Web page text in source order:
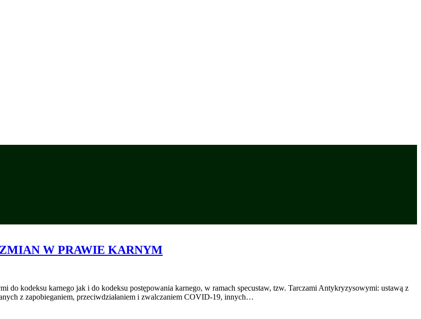
W PRAWIE KARNYM
do kodeksu karnego jak i do kodeksu postępowania karnego, w ramach specustaw, tzw. Tarczami Antykryzysowymi: ustawą z
z zapobieganiem, przeciwdziałaniem i zwalczaniem COVID-19, innych…